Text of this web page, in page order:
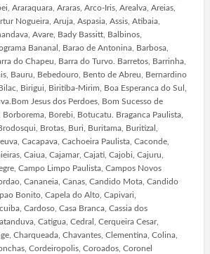
Araraquara, Araras, Arco-Iris, Arealva, Areias,
Nogueira, Aruja, Aspasia, Assis, Atibaia,
Avare, Bady Bassitt, Balbinos,
Bananal, Barao de Antonina, Barbosa,
do Chapeu, Barra do Turvo. Barretos, Barrinha,
Bauru, Bebedouro, Bento de Abreu, Bernardino
Birigui, Biritiba-Mirim, Boa Esperanca do Sul,
Jesus dos Perdoes, Bom Sucesso de
Borborema, Borebi, Botucatu. Braganca Paulista,
Brotas, Buri, Buritama, Buritizal,
Cacapava, Cachoeira Paulista, Caconde,
Caiua, Cajamar, Cajati, Cajobi, Cajuru,
Campo Limpo Paulista, Campos Novos
Cananeia, Canas, Candido Mota, Candido
Bonito, Capela do Alto, Capivari,
Cardoso, Casa Branca, Cassia dos
Catigua, Cedral, Cerqueira Cesar,
Charqueada, Chavantes, Clementina, Colina,
Cordeiropolis, Coroados, Coronel